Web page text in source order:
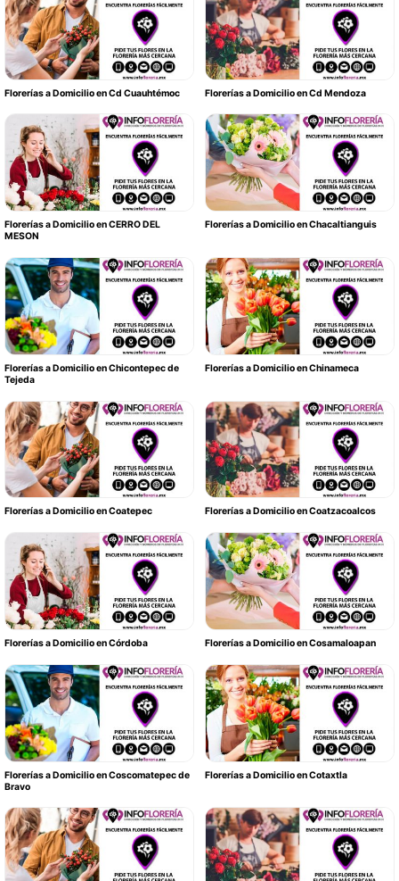
Florerías a Domicilio en Cd Cuauhtémoc Florerías a Domicilio en Cd Mendoza
Florerías a Domicilio en CERRO DEL
MESON
Florerías a Domicilio en Chacaltianguis
Florerías a Domicilio en Chicontepec de
Tejeda
Florerías a Domicilio en Chinameca
Florerías a Domicilio en Coatepec Florerías a Domicilio en Coatzacoalcos
Florerías a Domicilio en Córdoba Florerías a Domicilio en Cosamaloapan
Florerías a Domicilio en Coscomatepec de
Bravo
Florerías a Domicilio en Cotaxtla